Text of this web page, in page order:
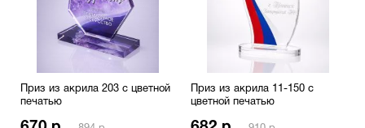
Приз из акрила 203 с цветной
печатью
Приз из акрила 11-150 с
цветной печатью